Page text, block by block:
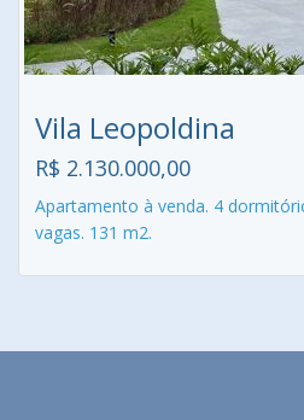
Vila Leopoldina
R$ 2.130.000,00
Apartamento à venda. 4
vagas. 131 m2.